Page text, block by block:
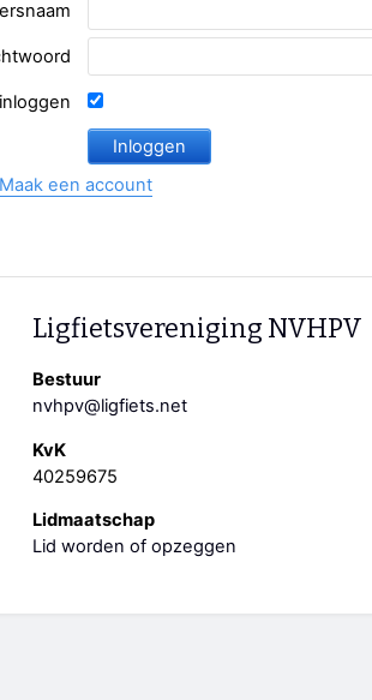
Paastreffen
Oliebollentocht
Maak een account
Ligfietsvereniging NVHPV
Bestuur
nvhpv@ligfiets.net
KvK
40259675
Lidmaatschap
Lid worden of opzeggen